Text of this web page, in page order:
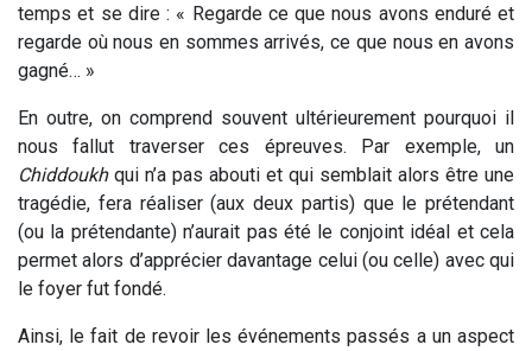
temps et se dire : « Regarde ce que nous avons enduré et
regarde où nous en sommes arrivés, ce que nous en avons
gagné… »
En outre, on comprend souvent ultérieurement pourquoi il
nous fallut traverser ces épreuves. Par exemple, un
Chiddoukhqui n’a pas abouti et qui semblait alors être une
tragédie, fera réaliser (aux deux partis) que le prétendant
(ou la prétendante) n’aurait pas été le conjoint idéal et cela
permet alors d’apprécier davantage celui (ou celle) avec qui
le foyer fut fondé.
Ainsi, le fait de revoir les événements passés a un aspect